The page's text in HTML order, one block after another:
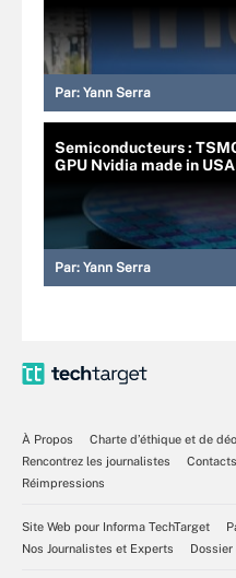
Par: Yann Serra
Semiconducteurs :
GPU Nvidia made in USA
Par: Yann Serra
À Propos
Charte d’éthique et de
Rencontrez les journalistes
Contacts
Réimpressions
Site Web pour Informa TechTarget
Nos Journalistes et Experts
Dossier